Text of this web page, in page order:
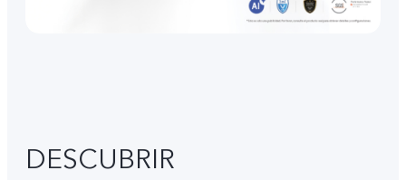
DESCUBRIR